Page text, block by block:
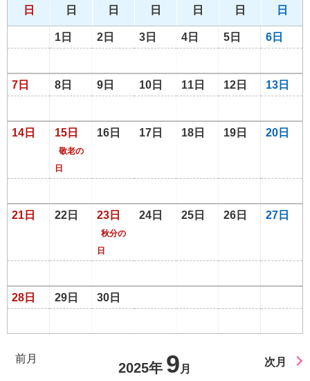
日
日
日
日
日
日
日
1日 2日 3日 4日 5日 6日
7日 8日 9日 10日 11日 12日 13日
14日 15日
敬老の
日
16日 17日 18日 19日 20日
21日 22日 23日
秋分の
日
24日 25日 26日 27日
28日 29日 30日
前月
2025年 9 月
次月